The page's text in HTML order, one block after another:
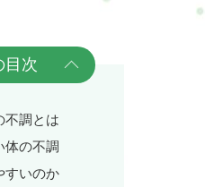
目次
不調とは
体の不調
すいのか